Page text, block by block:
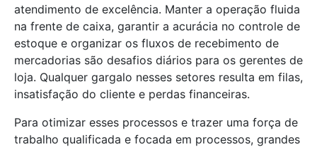
atendimento de excelência. Manter a operação fluida
na frente de caixa, garantir a acurácia no controle de
estoque e organizar os fluxos de recebimento de
mercadorias são desafios diários para os gerentes de
loja. Qualquer gargalo nesses setores resulta em filas,
insatisfação do cliente e perdas financeiras.
Para otimizar esses processos e trazer uma força de
trabalho qualificada e focada em processos, grandes